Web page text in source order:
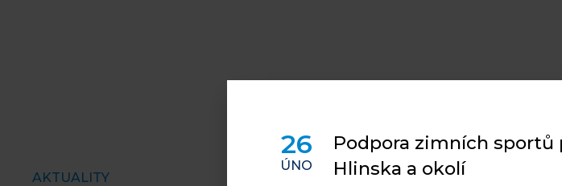
AKTUALITY
26
ÚNO
Podpora zimních sportů
Hlinska a okolí